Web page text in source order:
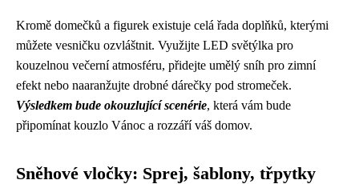
Kromě domečků a figurek existuje celá řada doplňků, kterými
můžete vesničku ozvláštnit. Využijte LED světýlka pro
kouzelnou večerní atmosféru, přidejte umělý sníh pro zimní
efekt nebo naaranžujte drobné dárečky pod stromeček.
Výsledkem bude okouzlující scenérie, která vám bude
připomínat kouzlo Vánoc a rozzáří váš domov.
Sněhové vločky: Sprej, šablony, třpytky